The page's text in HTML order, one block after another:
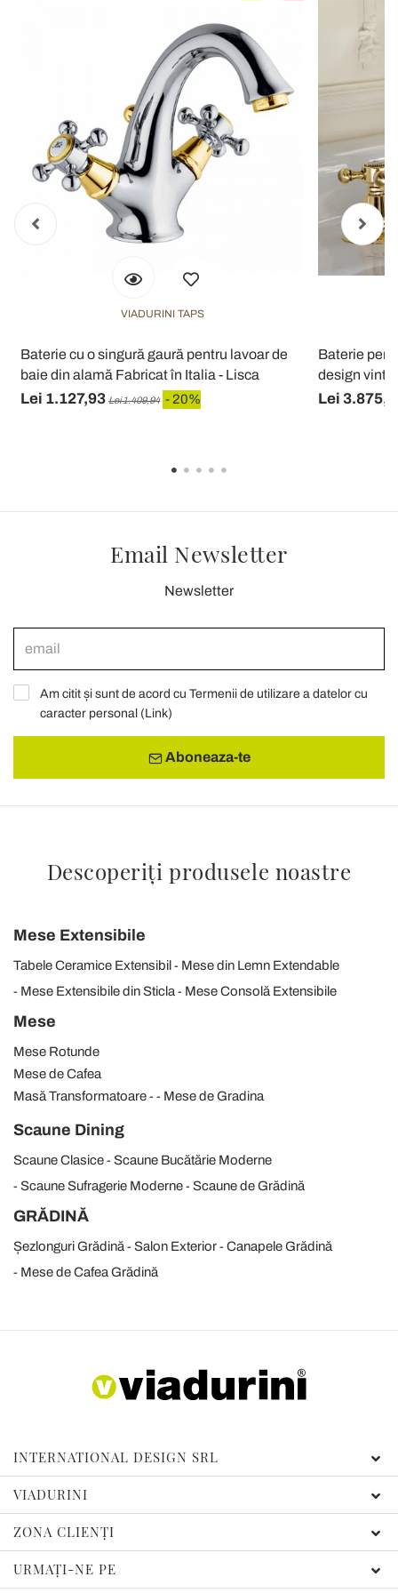
VIADURINI TAPS
Baterie cu o singură gaură pentru lavoar de
baie din alamă Fabricat în Italia - Lisca
Lei 1.127,93 Lei 1.409,94 - 20%
Baterie
design
Lei
Email Newsletter
Newsletter
Am citit și sunt de acord cu Termenii de utilizare a datelor cu
caracter personal (Link)
Aboneaza-te
Descoperiți produsele noastre
Mese Extensibile
Tabele Ceramice Extensibil
Mese din Lemn Extendable
Mese Extensibile din Sticla
Mese Consolă Extensibile
Mese
Mese Rotunde
Mese de Cafea
Masă Transformatoare
Mese de Gradina
Scaune Dining
Scaune Clasice
Scaune Bucătărie Moderne
Scaune Sufragerie Moderne
Scaune de Grădină
GRĂDINĂ
Șezlonguri Grădină Salon Exterior
Canapele Grădină
Mese de Cafea Grădină
INTERNATIONAL DESIGN SRL
VIADURINI
ZONA CLIENȚI
URMAȚI-NE PE